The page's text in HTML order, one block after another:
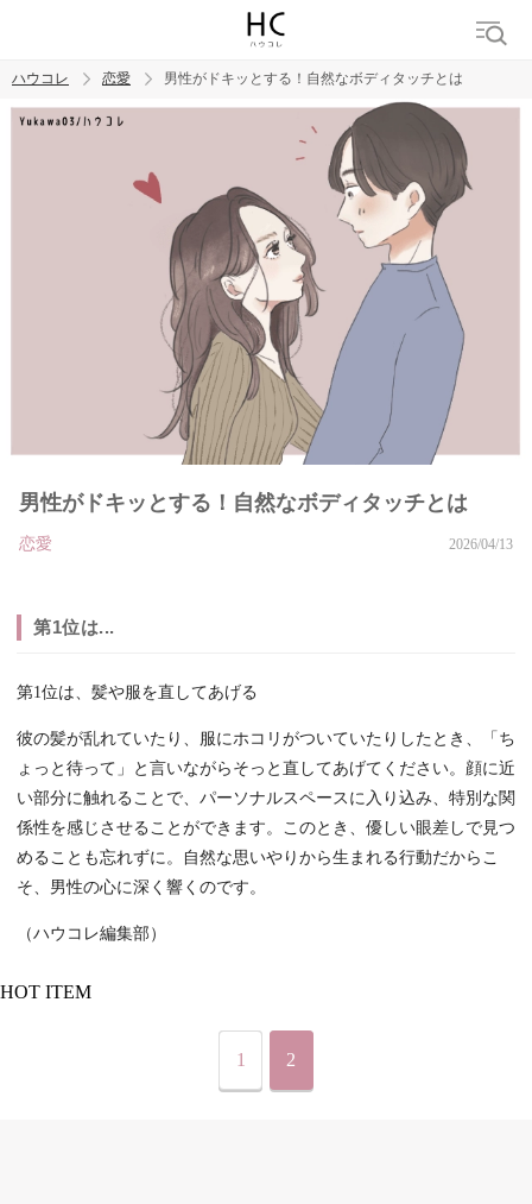
ハウコレ 恋愛 男性がドキッとする！自然なボディタッチとは
男性がドキッとする！自然なボディタッチとは
恋愛 2026/04/13
第1位は...
第1位は、髪や服を直してあげる
彼の髪が乱れていたり、服にホコリがついていたりしたとき、「ち
ょっと待って」と言いながらそっと直してあげてください。顔に近
い部分に触れることで、パーソナルスペースに入り込み、特別な関
係性を感じさせることができます。このとき、優しい眼差しで見つ
めることも忘れずに。自然な思いやりから生まれる行動だからこ
そ、男性の心に深く響くのです。
（ハウコレ編集部）
HOT ITEM
1 2